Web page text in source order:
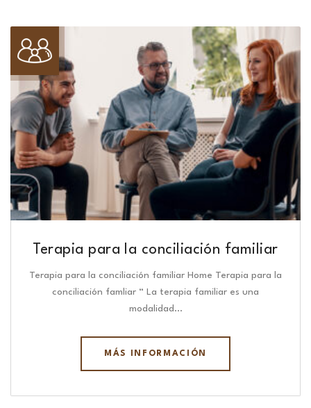
Terapia para la conciliación familiar
Terapia para la conciliación familiar Home Terapia para la
conciliación famliar “ La terapia familiar es una
modalidad…
MÁS INFORMACIÓN